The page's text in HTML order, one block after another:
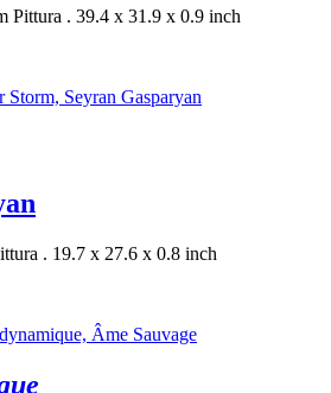
Pittura . 39.4 x 31.9 x 0.9 inch
. 19.7 x 27.6 x 0.8 inch